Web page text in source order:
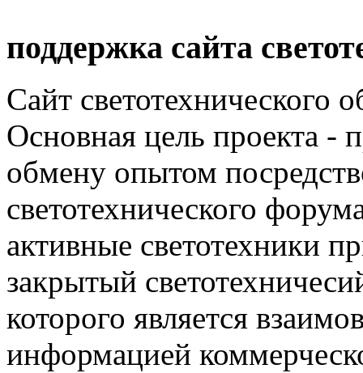
поддержка сайта
Сайт светотехнического
Основная цель проекта -
обмену опытом
светотехнического
активные светотехники
закрытый
которого является
информацией